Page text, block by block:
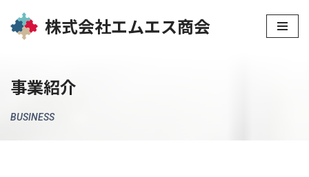
コ
テ
ン
ツ
株式会社エムエス商会
事業紹介
BUSINESS